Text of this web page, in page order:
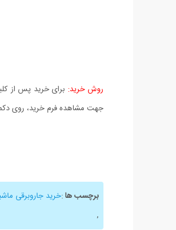
روش خرید: برای خرید پس از
جهت مشاهده فرم خرید، روی
برچسب ها:خرید جاروبرقی
,